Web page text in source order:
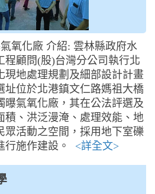
氧化廠 介紹: 雲林縣政府水
程顧問(股)台灣分公司執行北
現地處理規劃及細部設計計畫
址位於北港鎮文仁路媽祖大橋
曝氣氧化廠，其在公法評選及
積、洪泛漫淹、處理效能、地
眾活動之空間，採用地下室礫
行施作建設。 <詳全文>